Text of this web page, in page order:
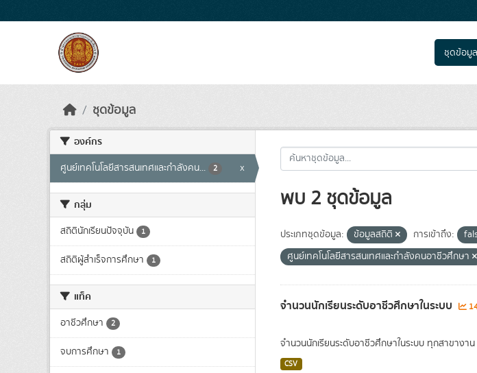
ชุดข้อมูล
ชุดข้อมูล
องค์กร
ศูนย์เทคโนโลยีสารสนเทศและกำลังคน... 2 x
กลุ่ม
สถิตินักเรียนปัจจุบัน 1
สถิติผู้สำเร็จการศึกษา 1
แท็ค
อาชีวศึกษา 2
จบการศึกษา 1
พบ 2 ชุดข้อมูล
ประเภทชุดข้อมูล: ข้อมูลสถิติ การเข้าถึง:
ศูนย์เทคโนโลยีสารสนเทศและกำลังคนอาชีวศึกษา
จำนวนนักเรียนระดับอาชีวศึกษาในระบบ
จำนวนนักเรียนระดับอาชีวศึกษาในระบบ ทุกสาขาง
CSV